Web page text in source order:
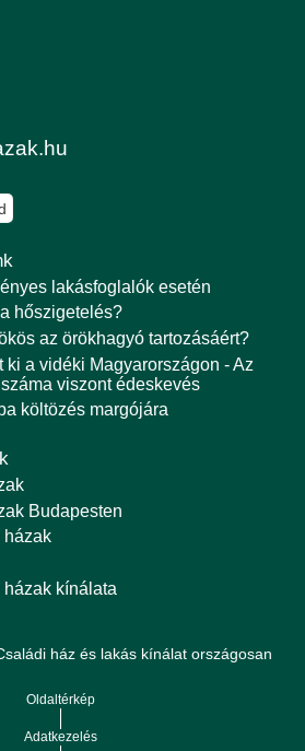
lakásfoglalók esetén
hőszigetelés?
az örökhagyó tartozásáért?
ki a vidéki Magyarországon - Az
viszont édeskevés
költözés margójára
Budapesten
házak
kínálata
ház és lakás kínálat országosan
Oldaltérkép
Adatkezelés